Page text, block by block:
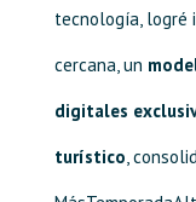
tecnología, logré
cercana, un
digitales
turístico,